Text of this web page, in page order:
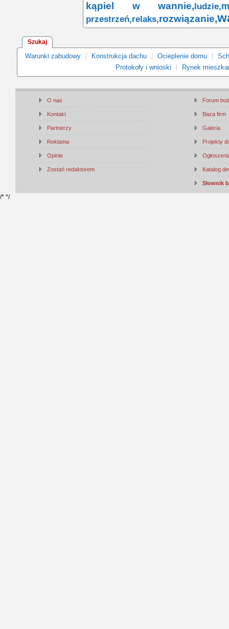
kąpiel w wannie, ludzie,
przestrzeń,relaks,rozwiązanie,
Szukaj
Warunki zabudowy Konstrukcja dachu Ocieplenie domu
Protokoły i wnioski
Rynek
O nas
Kontakt
Partnerzy
Reklama
Opinie
Zostań redaktorem
Forum
Baza firm
Galeria
Projekty
Katalog
Słownik
/* */